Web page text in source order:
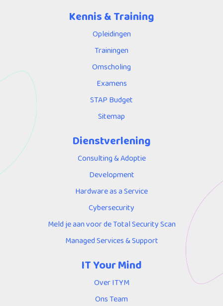
Kennis & Training
Opleidingen
Trainingen
Omscholing
Examens
STAP Budget
Sitemap
Dienstverlening
Consulting & Adoptie
Development
Hardware as a Service
Cybersecurity
Meld je aan voor de Total Security Scan
Managed Services & Support
IT Your Mind
Over ITYM
Ons Team